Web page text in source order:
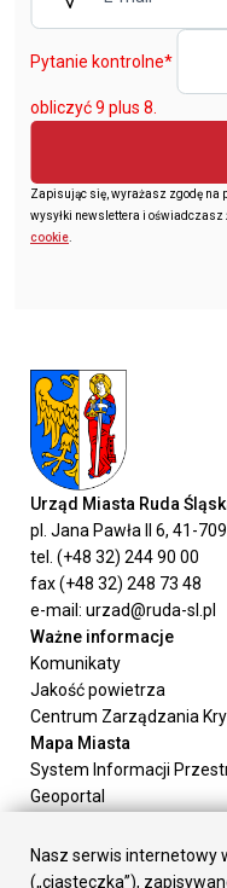
Pytanie kontrolne*
obliczyć 9 plus 8.
Zapisując się, wyrażasz zgodę na
wysyłki newslettera i oświadczasz
cookie.
Urząd Miasta Ruda
pl. Jana Pawła II 6, 41-
tel. (+48 32) 244 90 00
fax (+48 32) 248 73 48
e-mail: urzad@ruda-sl.pl
Ważne informacje
Komunikaty
Jakość powietrza
Centrum Zarządzania
Mapa Miasta
System Informacji
Geoportal
Załatw sprawę
Prezydent Miasta
Nasz serwis internetowy
(„ciasteczka”),